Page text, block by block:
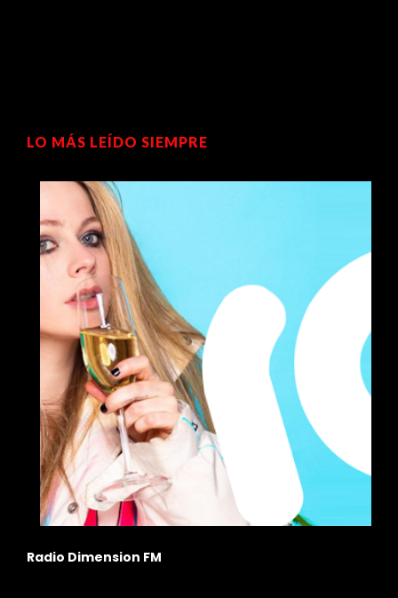
LO MÁS LEÍDO SIEMPRE
Solo un verdadero fanático de Avril